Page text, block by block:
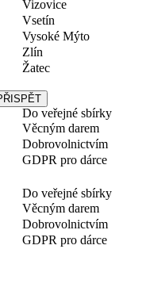
Vizovice
Vsetín
Vysoké Mýto
Zlín
Žatec
Do veřejné sbírky
Věcným darem
Dobrovolnictvím
GDPR pro dárce
Do veřejné sbírky
Věcným darem
Dobrovolnictvím
GDPR pro dárce